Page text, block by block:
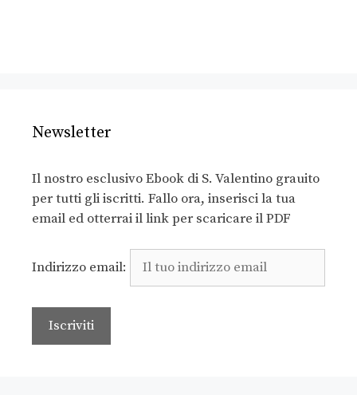
Newsletter
Il nostro esclusivo Ebook di S. Valentino grauito
per tutti gli iscritti. Fallo ora, inserisci la tua
email ed otterrai il link per scaricare il PDF
Indirizzo email: